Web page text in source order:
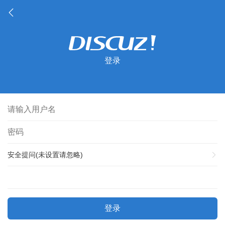
登录
安全提问(未设置请忽略)
登录